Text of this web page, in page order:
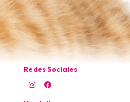
Redes Sociales